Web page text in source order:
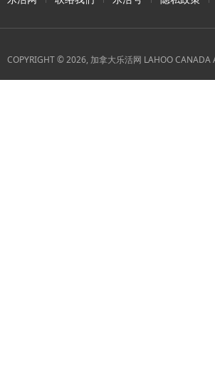
COPYRIGHT © 2026, 加拿大乐活网 LAHOO CANADA